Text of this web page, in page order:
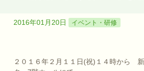
2016年01月20日 イベント・研修
２０１６年２月１１日(祝)１４時から